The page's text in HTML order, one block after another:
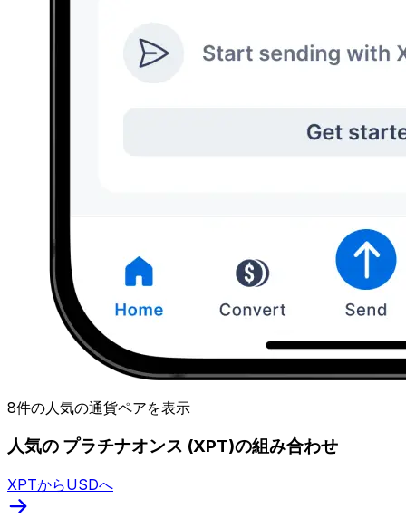
8件の人気の通貨ペアを表示
人気の プラチナオンス (XPT)の組み合わせ
XPTからUSDへ